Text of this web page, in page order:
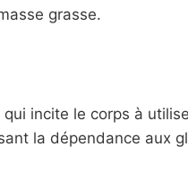
grasse.
incite le corps à
la dépendance aux